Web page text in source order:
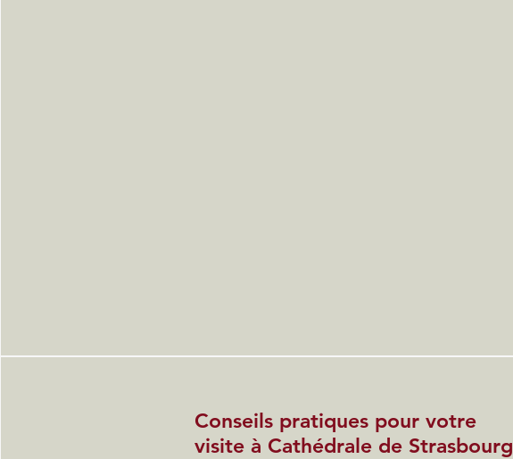
Conseils pratiques pour votre
visite à Cathédrale de Strasbourg